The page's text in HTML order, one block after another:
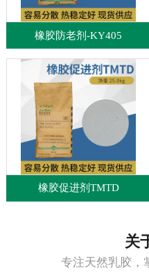
橡胶防老剂-KY405
橡胶促进剂TMTD
关
专注天然乳胶，